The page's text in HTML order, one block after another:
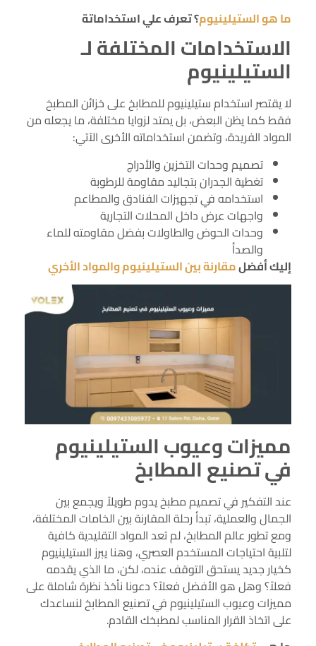
ما هو الستيلينيوم؟ تعرف علي استخداماتة
الاستخدامات المختلفة لـ
الستيلينيوم
لا يقتصر استخدام ستيلينيوم للمطابخ على خزائن المطبخ
فقط كما يظن البعض، بل يمتد لزوايا مختلفة، ما يجعله من
المواد الفريدة، وتضمن استخداماته الأخرى الآتي:
تصميم وحدات التخزين والأدراج
تغطية الجدران بتجاليد مقاومة للرطوبة
استخدامه في تجهيزات الفنادق والمطاعم
واجهات عرض داخل المحلات التجارية
وحدات الحوض والطاولات بفضل مقاومته للماء
والصدأ
إليك أفضلمقارنة بين الستيلينيوم والمواد الأخري
مميزات وعيوب الستيلينيوم
في تصنيع المطابخ
عند التفكير في تصميم مطبخ يدوم طويلاً ويجمع بين
الجمال والعملية، تبدأ رحلة المقارنة بين الخامات المختلفة،
ومع تطور عالم المطابخ، لم تعد المواد التقليدية كافية
لتلبية احتياجات المستخدم العصري، وهنا يبرز الستيلينيوم
كخيار جديد يستحق التوقف عنده، لكن، ما الذي يقدمه
فعلاً؟ وهل هو الأفضل فعلاً؟ دعونا نأخذ نظرة شاملة على
مميزات وعيوب الستيلينيوم في تصنيع المطابخ لنساعدك
على اتخاذ القرار المناسب لمطبخك القادم.